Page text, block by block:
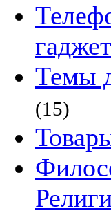
Темы
(15)